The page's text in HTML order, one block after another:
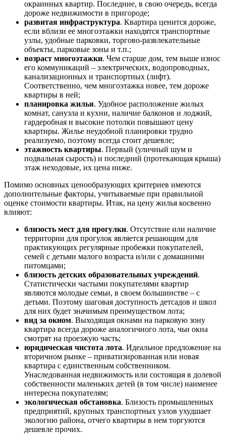
окраинных квартир. Последние, в свою очередь, всегда
дороже недвижимости в пригороде;
развитая инфраструктура. Квартира ценится дороже,
если вблизи ее многоэтажки находятся транспортные
узлы, удобные парковки, торгово-развлекательные
объекты, парковые зоны и т.п.;
возраст многоэтажки. Чем старше дом, тем выше износ
его коммуникаций – электрических, водопроводных,
канализационных и транспортных (лифт).
Соответственно, чем многоэтажка новее, тем дороже
квартиры в ней;
планировка жилья. Удобное расположение жилых
комнат, санузла и кухни, наличие балконов и лоджий,
гардеробная и высокие потолки повышают цену
квартиры. Жилье неудобной планировки трудно
реализуемо, поэтому всегда стоит дешевле;
этажность квартиры. Первый (уличный шум и
подвальная сырость) и последний (протекающая крыша)
этаж неходовые, их цена ниже.
Помимо основных ценообразующих критериев имеются
дополнительные факторы, учитываемые при правильной
оценке стоимости квартиры. Итак, на цену жилья косвенно
влияют:
близость мест для прогулки. Отсутствие или наличие
территории для прогулок является решающим для
практикующих регулярные пробежки покупателей,
семей с детьми малого возраста и/или с домашними
питомцами;
близость детских образовательных учреждений.
Статистически частыми покупателями квартир
являются молодые семьи, в своем большинстве – с
детьми. Поэтому шаговая доступность детсадов и школ
для них будет значимым преимуществом лота;
вид за окном. Выходящая окнами на парковую зону
квартира всегда дороже аналогичного лота, чьи окна
смотрят на проезжую часть;
юридическая чистота лота. Идеальное предложение на
вторичном рынке – приватизированная или новая
квартира с единственным собственником.
Унаследованная недвижимость или состоящая в долевой
собственности маленьких детей (в том числе) наименее
интересна покупателям;
экологическая обстановка. Близость промышленных
предприятий, крупных транспортных узлов ухудшает
экологию района, отчего квартиры в нем торгуются
дешевле прочих.